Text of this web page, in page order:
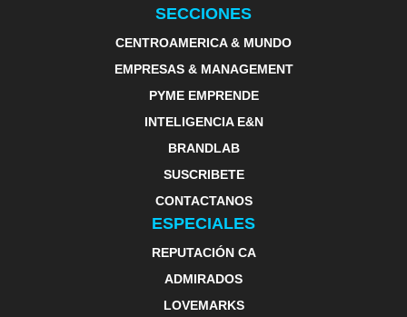
SECCIONES
CENTROAMERICA & MUNDO
EMPRESAS & MANAGEMENT
PYME EMPRENDE
INTELIGENCIA E&N
BRANDLAB
SUSCRIBETE
CONTACTANOS
ESPECIALES
REPUTACIÓN CA
ADMIRADOS
LOVEMARKS